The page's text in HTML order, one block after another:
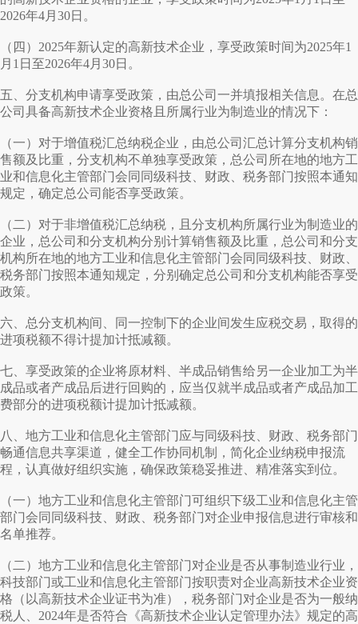
2026年4月30日。
（四）2025年新认定的高新技术企业，享受政策时间为2025年1
月1日至2026年4月30日。
五、分支机构申请享受政策，由总公司一并填报相关信息。在总
公司具备高新技术企业资格且所属行业为制造业的情况下：
（一）对于增值税汇总纳税企业，由总公司汇总计算分支机构销
售额及比重，分支机构不单独享受政策，总公司所在地的地方工
业和信息化主管部门会同同级科技、财政、税务部门按照本通知
规定，确定总公司能否享受政策。
（二）对于非增值税汇总纳税，且分支机构所属行业为制造业的
企业，总公司和分支机构分别计算销售额及比重，总公司和分支
机构所在地的地方工业和信息化主管部门会同同级科技、财政、
税务部门按照本通知规定，分别确定总公司和分支机构能否享受
政策。
六、总分支机构间、同一控制下的企业间发生应税交易，取得的
进项税额不得计提加计抵减额。
七、享受政策的企业将原材料、半成品销售给另一企业加工为半
成品或者产成品后进行回购的，应当仅就半成品或者产成品加工
费部分的进项税额计提加计抵减额。
八、地方工业和信息化主管部门应与同级科技、财政、税务部门
畅通信息共享渠道，健全工作协同机制，简化企业纳税申报流
程，认真做好组织实施，确保政策稳妥推进、精准落实到位。
（一）地方工业和信息化主管部门可组织下级工业和信息化主管
部门会同同级科技、财政、税务部门对企业申报信息进行审核和
名单推荐。
（二）地方工业和信息化主管部门对企业是否从事制造业行业，
科技部门或工业和信息化主管部门按职责对企业高新技术企业资
格（以高新技术企业证书为准），税务部门对企业是否为一般纳
税人、2024年是否符合《高新技术企业认定管理办法》规定的高